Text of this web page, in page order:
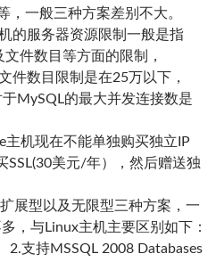
，一般三种方案差别不大。
的服务器资源限制一般是指
件数目等方面的限制，
件数目限制是在25万以下，
MySQL的最大并发连接数是
主机现在不能单独购买独立IP
SSL(30美元/年），然后赠送独
展型以及无限型三种方案，一
，与Linux主机主要区别如下：
2.支持MSSQL 2008 Databases